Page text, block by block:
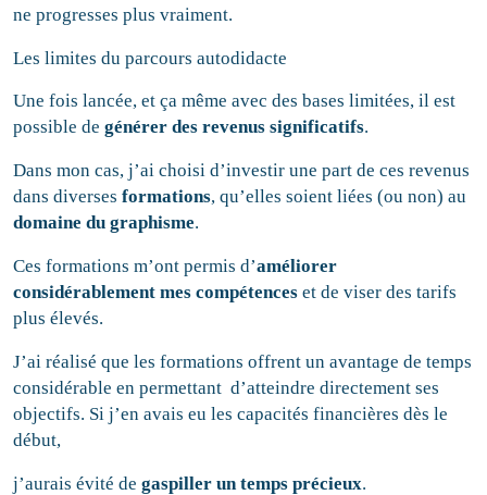
ne progresses plus vraiment.
Les limites du parcours autodidacte
Une fois lancée, et ça même avec des bases limitées, il est
possible degénérer des revenus significatifs.
Dans mon cas, j’ai choisi d’investir une part de ces revenus
dans diversesformations, qu’elles soient liées (ou non) au
domaine du graphisme.
Ces formations m’ont permis d’améliorer
considérablement mes compétences et de viser des tarifs
plus élevés.
J’ai réalisé que les formations offrent un avantage de temps
considérable en permettant d’atteindre directement ses
objectifs. Si j’en avais eu les capacités financières dès le
début,
j’aurais évité degaspiller un temps précieux.